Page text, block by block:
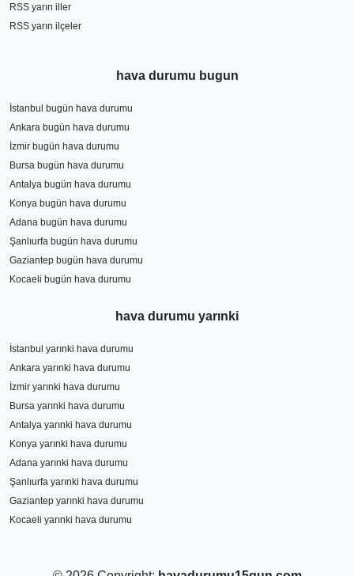
RSS yarın iller
RSS yarın ilçeler
hava durumu bugun
İstanbul bugün hava durumu
Ankara bugün hava durumu
İzmir bugün hava durumu
Bursa bugün hava durumu
Antalya bugün hava durumu
Konya bugün hava durumu
Adana bugün hava durumu
Şanlıurfa bugün hava durumu
Gaziantep bugün hava durumu
Kocaeli bugün hava durumu
hava durumu yarınki
İstanbul yarınki hava durumu
Ankara yarınki hava durumu
İzmir yarınki hava durumu
Bursa yarınki hava durumu
Antalya yarınki hava durumu
Konya yarınki hava durumu
Adana yarınki hava durumu
Şanlıurfa yarınki hava durumu
Gaziantep yarınki hava durumu
Kocaeli yarınki hava durumu